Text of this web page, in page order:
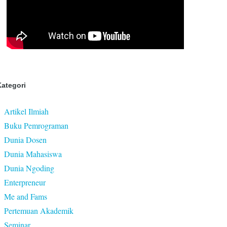
Artikel Ilmiah
Buku Pemrograman
Dunia Dosen
Dunia Mahasiswa
Dunia Ngoding
Enterpreneur
Me and Fams
Pertemuan Akademik